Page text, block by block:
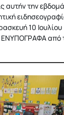
αυτήν την
10 Ιουλίου
ΕΝΥΠΟΓΡΑΦΑ από